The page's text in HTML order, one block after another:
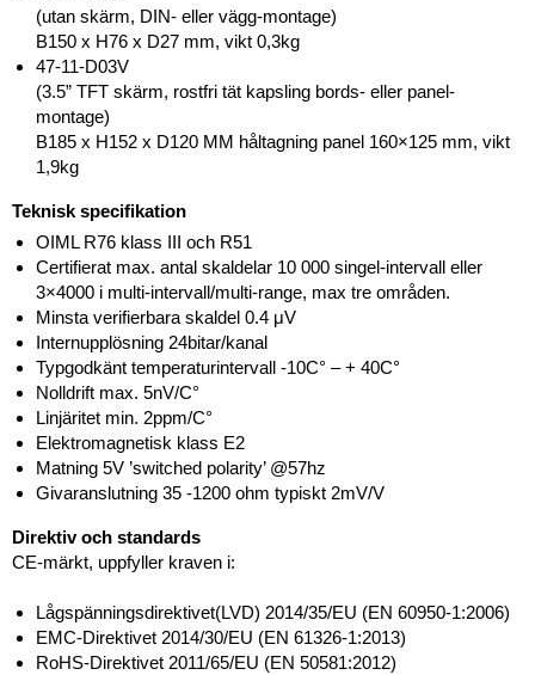
(utan skärm, DIN- eller vägg-montage)
B150 x H76 x D27 mm, vikt 0,3kg
47-11-D03V
(3.5” TFT skärm, rostfri tät kapsling bords- eller panel-
montage)
B185 x H152 x D120 MM håltagning panel 160×125 mm, vikt
1,9kg
Teknisk specifikation
OIML R76 klass III och R51
Certifierat max. antal skaldelar 10 000 singel-intervall eller
3×4000 i multi-intervall/multi-range, max tre områden.
Minsta verifierbara skaldel 0.4 μV
Internupplösning 24bitar/kanal
Typgodkänt temperaturintervall -10C° – + 40C°
Nolldrift max. 5nV/C°
Linjäritet min. 2ppm/C°
Elektromagnetisk klass E2
Matning 5V ’switched polarity’ @57hz
Givaranslutning 35 -1200 ohm typiskt 2mV/V
Direktiv och standards
CE-märkt, uppfyller kraven i:
Lågspänningsdirektivet(LVD) 2014/35/EU (EN 60950-1:2006)
EMC-Direktivet 2014/30/EU (EN 61326-1:2013)
RoHS-Direktivet 2011/65/EU (EN 50581:2012)